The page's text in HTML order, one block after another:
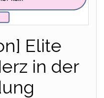
Elite
in der